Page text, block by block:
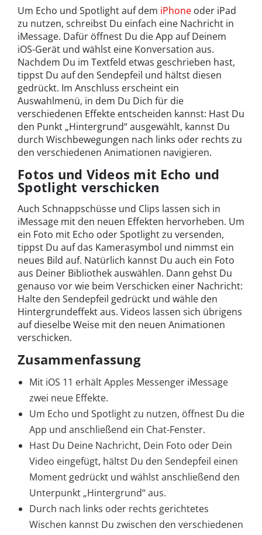
Um Echo und Spotlight auf dem iPhone oder iPad
zu nutzen, schreibst Du einfach eine Nachricht in
iMessage. Dafür öffnest Du die App auf Deinem
iOS-Gerät und wählst eine Konversation aus.
Nachdem Du im Textfeld etwas geschrieben hast,
tippst Du auf den Sendepfeil und hältst diesen
gedrückt. Im Anschluss erscheint ein
Auswahlmenü, in dem Du Dich für die
verschiedenen Effekte entscheiden kannst: Hast Du
den Punkt „Hintergrund“ ausgewählt, kannst Du
durch Wischbewegungen nach links oder rechts zu
den verschiedenen Animationen navigieren.
Fotos und Videos mit Echo und
Spotlight verschicken
Auch Schnappschüsse und Clips lassen sich in
iMessage mit den neuen Effekten hervorheben. Um
ein Foto mit Echo oder Spotlight zu versenden,
tippst Du auf das Kamerasymbol und nimmst ein
neues Bild auf. Natürlich kannst Du auch ein Foto
aus Deiner Bibliothek auswählen. Dann gehst Du
genauso vor wie beim Verschicken einer Nachricht:
Halte den Sendepfeil gedrückt und wähle den
Hintergrundeffekt aus. Videos lassen sich übrigens
auf dieselbe Weise mit den neuen Animationen
verschicken.
Zusammenfassung
Mit iOS 11 erhält Apples Messenger iMessage
zwei neue Effekte.
Um Echo und Spotlight zu nutzen, öffnest Du die
App und anschließend ein Chat-Fenster.
Hast Du Deine Nachricht, Dein Foto oder Dein
Video eingefügt, hältst Du den Sendepfeil einen
Moment gedrückt und wählst anschließend den
Unterpunkt „Hintergrund“ aus.
Durch nach links oder rechts gerichtetes
Wischen kannst Du zwischen den verschiedenen